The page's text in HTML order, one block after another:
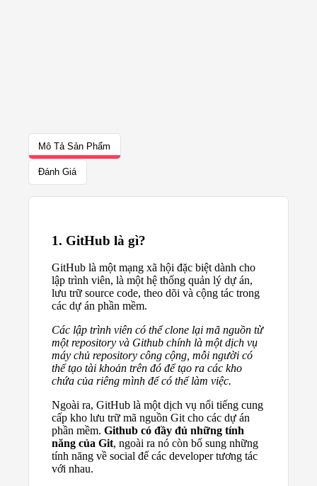
Mô Tả Sản Phẩm
Đánh Giá
1. GitHub là gì?
GitHub là một mạng xã hội đặc biệt dành cho
lập trình viên, là một hệ thống quản lý dự án,
lưu trữ source code, theo dõi và cộng tác trong
các dự án phần mềm.
Các lập trình viên có thể clone lại mã nguồn từ
một repository và Github chính là một dịch vụ
máy chủ repository công cộng, mỗi người có
thể tạo tài khoản trên đó để tạo ra các kho
chứa của riêng mình để có thể làm việc.
Ngoài ra, GitHub là một dịch vụ nổi tiếng cung
cấp kho lưu trữ mã nguồn Git cho các dự án
phần mềm. Github có đầy đủ những tính
năng của Git, ngoài ra nó còn bổ sung những
tính năng về social để các developer tương tác
với nhau.